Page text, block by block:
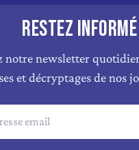
RESTEZ INFORMÉ
notre newsletter
et décryptages de nos